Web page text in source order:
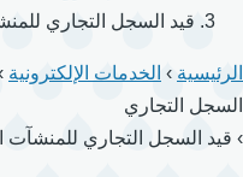
قيد السجل التجاري
الرئيسية › الخدمات الإلكترونية
السجل التجاري
› قيد السجل التجاري للمنشآت